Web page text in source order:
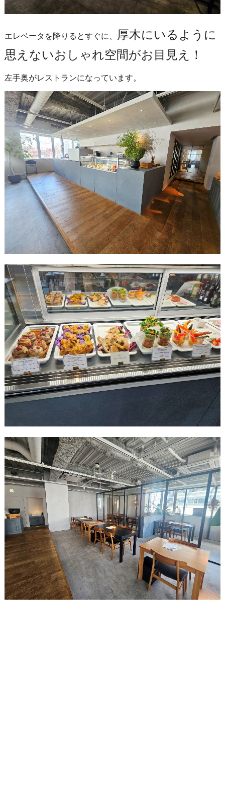
エレベータを降りるとすぐに、
厚木にいるように
思えないおしゃれ空間がお目見え！
左手奥がレストランになっています。